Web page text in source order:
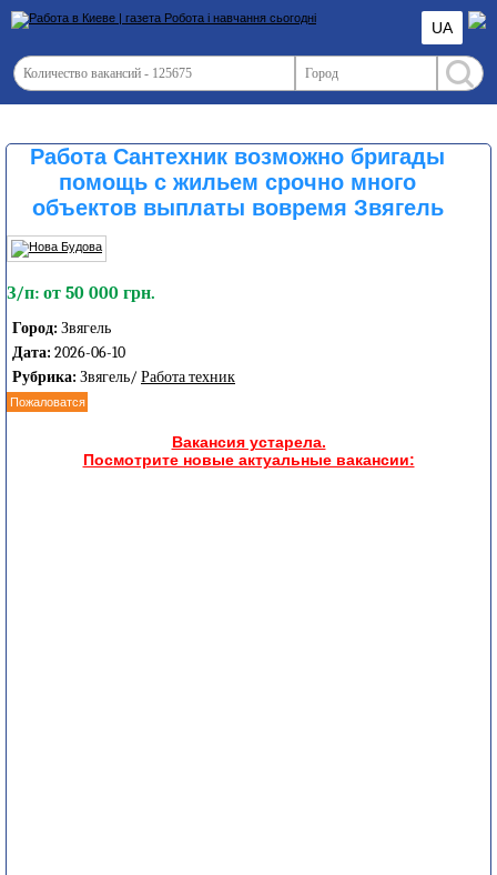
UA
Работа Сантехник возможно бригады
помощь с жильем срочно много
объектов выплаты вовремя Звягель
З/п: от 50 000 грн.
Город: Звягель
Дата: 2026-06-10
Рубрика: Звягель/ Работа техник
Пожаловатся
Вакансия устарела.
Посмотрите новые актуальные вакансии: